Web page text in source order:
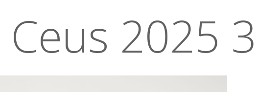
2025 3